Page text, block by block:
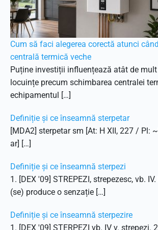
Cum să faci alegerea corectă atunci
centrală termică veche
Puține investiții influențează atât de
locuințe precum schimbarea centralei
echipamentul […]
Definiție și ce înseamnă sterpetar
[MDA2] sterpetar sm [At: H XII, 227 / Pl:
ar] […]
Definiție și ce înseamnă sterpezi
1. [DEX '09] STREPEZI, strepezesc, vb.
(se) produce o senzație […]
Definiție și ce înseamnă sterpezire
1. [DEX '09] STERPEZI vb. IV v. strepezi.